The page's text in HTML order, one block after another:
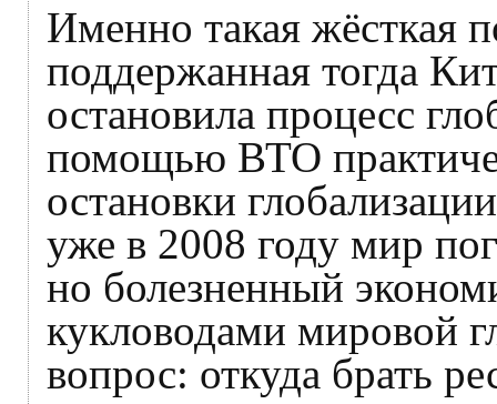
Именно такая жёсткая
поддержанная тогда
остановила процесс
помощью ВТО
остановки
уже в 2008 году мир
но болезненный
кукловодами мировой
вопрос: откуда брать